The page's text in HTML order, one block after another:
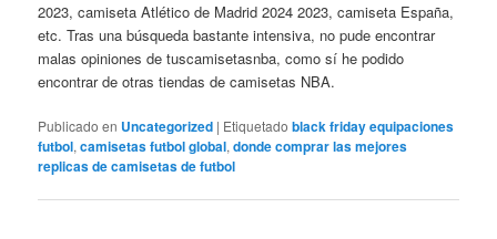
2023, camiseta Atlético de Madrid 2024 2023, camiseta España,
etc. Tras una búsqueda bastante intensiva, no pude encontrar
malas opiniones de tuscamisetasnba, como sí he podido
encontrar de otras tiendas de camisetas NBA.
Publicado en Uncategorized | Etiquetado black friday equipaciones
futbol,camisetas futbol global,donde comprar las mejores
replicas de camisetas de futbol